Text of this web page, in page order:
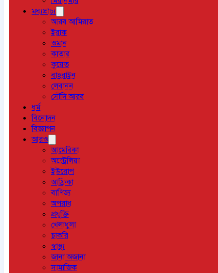
মধ্যপ্রাচ্য
আরব আমিরাত
ইরাক
ওমান
কাতার
কুয়েত
বাহরাইন
লেবানন
সৌদি আরব
ধর্ম
বিনোদন
বিজ্ঞাপন
আরও
আমেরিকা
অস্ট্রেলিয়া
ইউরোপ
আফ্রিকা
বাণিজ্য
অপরাধ
প্রযুক্তি
খেলাধুলা
চাকরি
স্বাস্থ্য
জানা অজানা
সামাজিক